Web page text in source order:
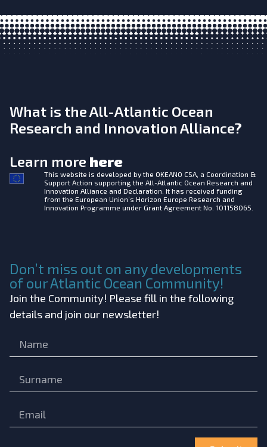
What is the All-Atlantic Ocean
Research and Innovation Alliance?
Learn more here
This website is developed by the OKEANO CSA, a Coordination &
Support Action supporting the All-Atlantic Ocean Research and
Innovation Alliance and Declaration. It has received funding
from the European Union’s Horizon Europe Research and
Innovation Programme under Grant Agreement No. 101158065.
Don’t miss out on any developments
of our Atlantic Ocean Community!
Join the Community! Please fill in the following
details and join our newsletter!